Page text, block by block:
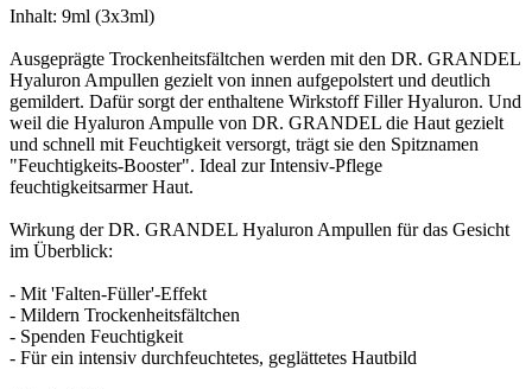
Inhalt: 9ml (3x3ml)
Ausgeprägte Trockenheitsfältchen werden mit den DR. GRANDEL
Hyaluron Ampullen gezielt von innen aufgepolstert und deutlich
gemildert. Dafür sorgt der enthaltene Wirkstoff Filler Hyaluron. Und
weil die Hyaluron Ampulle von DR. GRANDEL die Haut gezielt
und schnell mit Feuchtigkeit versorgt, trägt sie den Spitznamen
"Feuchtigkeits-Booster". Ideal zur Intensiv-Pflege
feuchtigkeitsarmer Haut.
Wirkung der DR. GRANDEL Hyaluron Ampullen für das Gesicht
im Überblick:
- Mit 'Falten-Füller'-Effekt
- Mildern Trockenheitsfältchen
- Spenden Feuchtigkeit
- Für ein intensiv durchfeuchtetes, geglättetes Hautbild